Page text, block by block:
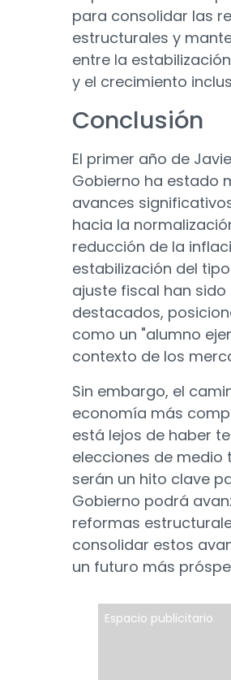
para consolidar las
estructurales y
entre la
y el crecimiento
Conclusión
El primer año de
Gobierno ha estado
avances
hacia la
reducción de la
estabilización del
ajuste fiscal han sido
destacados,
como un "alumno
contexto de los
Sin embargo, el
economía más
está lejos de haber
elecciones de medio
serán un hito clave
Gobierno podrá
reformas
consolidar estos
un futuro más
Espacio publicitario